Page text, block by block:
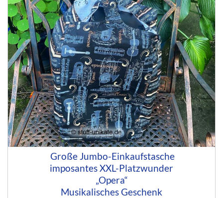
Große Jumbo-Einkaufstasche
imposantes XXL-Platzwunder
„Opera“
Musikalisches Geschenk